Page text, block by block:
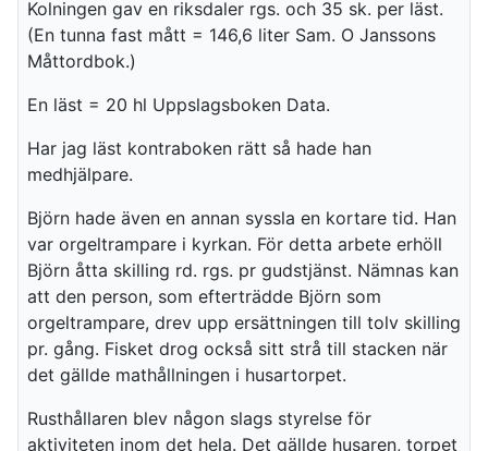
Kolningen gav en riksdaler rgs. och 35 sk. per läst.
(En tunna fast mått = 146,6 liter Sam. O Janssons
Måttordbok.)
En läst = 20 hl Uppslagsboken Data.
Har jag läst kontraboken rätt så hade han
medhjälpare.
Björn hade även en annan syssla en kortare tid. Han
var orgeltrampare i kyrkan. För detta arbete erhöll
Björn åtta skilling rd. rgs. pr gudstjänst. Nämnas kan
att den person, som efterträdde Björn som
orgeltrampare, drev upp ersättningen till tolv skilling
pr. gång. Fisket drog också sitt strå till stacken när
det gällde mathållningen i husartorpet.
Rusthållaren blev någon slags styrelse för
aktiviteten inom det hela. Det gällde husaren, torpet